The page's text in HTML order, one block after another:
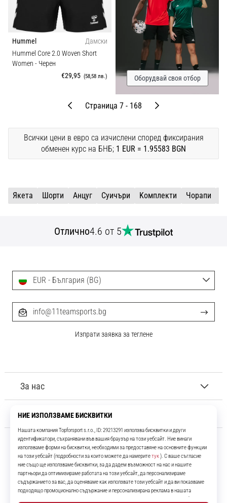
Hummel
Дамски
Hummel Core 2.0 Woven Short
Women - Черен
€29,95 (58,58 лв.) Оборудвай своя отбор
ПредишниСтраница 7 - 168 След
Всички цени в евро са изчислени според фиксирания
обменен курс на БНБ; 1 EUR = 1.95583 BGN
Якета Шорти Aнцуг Cуичъри Kомплекти Чорапи
Отлично4.6 от 5
11teamsports.bg
Повече от 16 години ние сме ваши съотборници, представяйки ви
най-добрите и най-новите футболни продукти.
За нас
Обслужване на клиенти
EUR - България (BG)
info@11teamsports.bg
Изпрати заявка за теглене